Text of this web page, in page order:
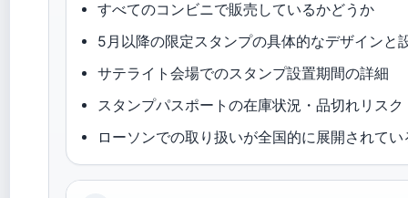
すべてのコンビニで販売しているかどうか
5月以降の限定スタンプの具体的なデザインと
サテライト会場でのスタンプ設置期間の詳細
スタンプパスポートの在庫状況・品切れリスク
ローソンでの取り扱いが全国的に展開されて